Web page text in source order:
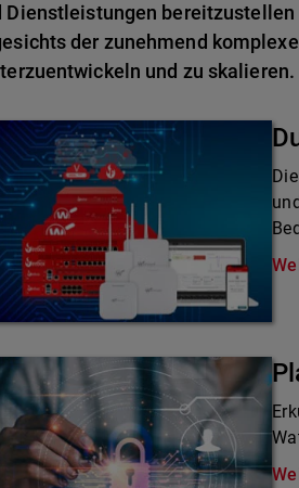
Dienstleistungen
der zunehmend
und zu skalieren.